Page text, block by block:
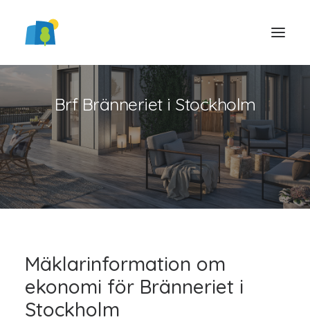
Brf Bränneriet i Stockholm
Mäklarinformation om
ekonomi för Bränneriet i
Stockholm